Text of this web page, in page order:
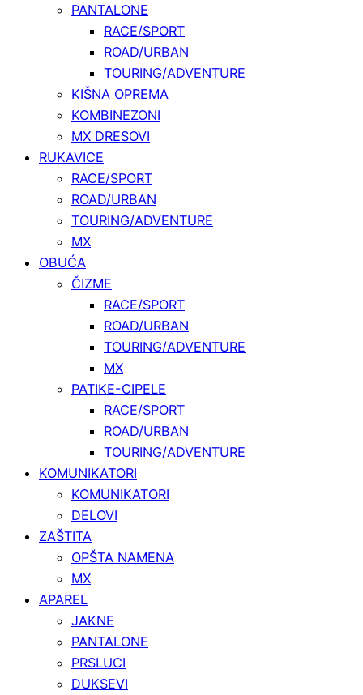
PANTALONE
RACE/SPORT
ROAD/URBAN
TOURING/ADVENTURE
KIŠNA OPREMA
KOMBINEZONI
MX DRESOVI
RUKAVICE
RACE/SPORT
ROAD/URBAN
TOURING/ADVENTURE
MX
OBUĆA
ČIZME
RACE/SPORT
ROAD/URBAN
TOURING/ADVENTURE
MX
PATIKE-CIPELE
RACE/SPORT
ROAD/URBAN
TOURING/ADVENTURE
KOMUNIKATORI
KOMUNIKATORI
DELOVI
ZAŠTITA
OPŠTA NAMENA
MX
APAREL
JAKNE
PANTALONE
PRSLUCI
DUKSEVI